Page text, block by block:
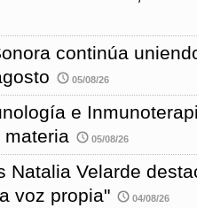
continúa
05/08/26
e
materia
05/08/26
Natalia Velarde
voz propia"
04/08/26